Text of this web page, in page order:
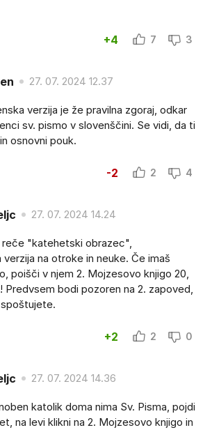
+4 7 3
27. 07. 2024 12.37
verzija je že pravilna zgoraj, odkar
sv. pismo v slovenščini. Se vidi, da ti
osnovni pouk.
-2 2 4
27. 07. 2024 14.24
"katehetski obrazec",
na otroke in neuke. Če imaš
poišči v njem 2. Mojzesovo knjigo 20,
Predvsem bodi pozoren na 2. zapoved,
+2 2 0
27. 07. 2024 14.36
katolik doma nima Sv. Pisma, pojdi
na levi klikni na 2. Mojzesovo knjigo in